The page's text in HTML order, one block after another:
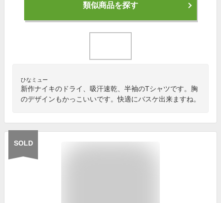
類似商品を探す
ひなミュー
新作ナイキのドライ、吸汗速乾、半袖のTシャツです。胸
のデザインもかっこいいです。快適にバスケ出来ますね。
SOLD